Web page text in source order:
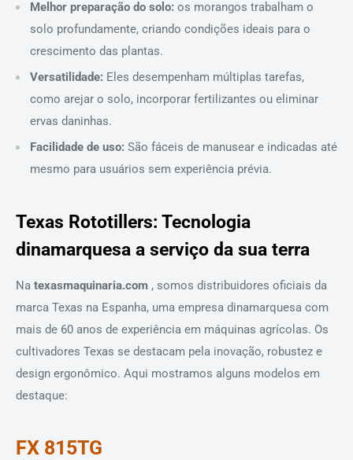
Melhor preparação do solo: os morangos trabalham o
solo profundamente, criando condições ideais para o
crescimento das plantas.
Versatilidade: Eles desempenham múltiplas tarefas,
como arejar o solo, incorporar fertilizantes ou eliminar
ervas daninhas.
Facilidade de uso: São fáceis de manusear e indicadas até
mesmo para usuários sem experiência prévia.
Texas Rototillers: Tecnologia
dinamarquesa a serviço da sua terra
Na texasmaquinaria.com , somos distribuidores oficiais da
marca Texas na Espanha, uma empresa dinamarquesa com
mais de 60 anos de experiência em máquinas agrícolas. Os
cultivadores Texas se destacam pela inovação, robustez e
design ergonômico. Aqui mostramos alguns modelos em
destaque:
FX 815TG